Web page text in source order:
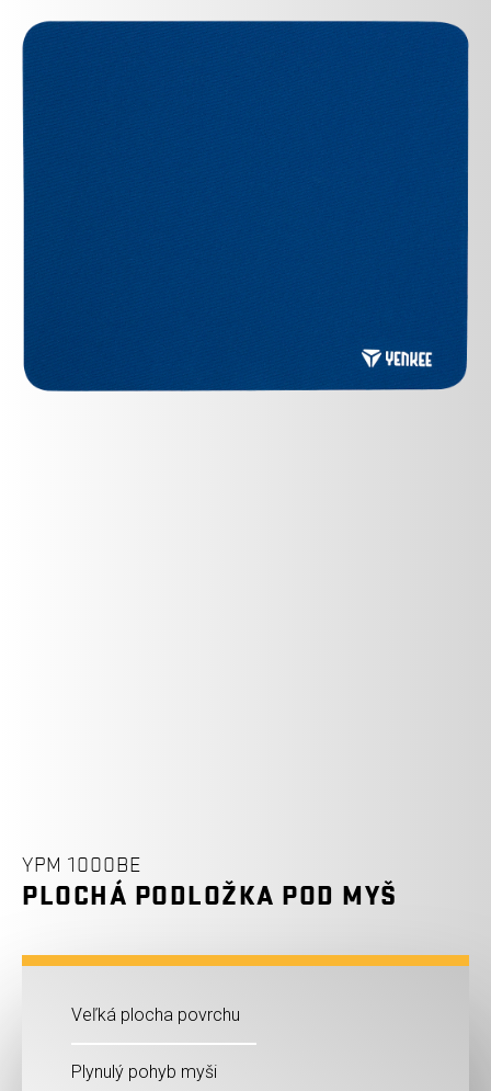
YPM 1000BE
PLOCHÁ PODLOŽKA POD MYŠ
Veľká plocha povrchu
Plynulý pohyb myši